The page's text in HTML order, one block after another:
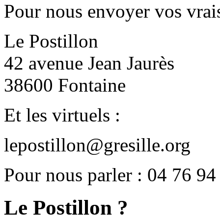
Pour nous envoyer vos
Le Postillon
42 avenue Jean Jaurès
38600 Fontaine
Et les virtuels :
lepostillon@gresille.org
Pour nous parler : 04 76
Le Postillon ?